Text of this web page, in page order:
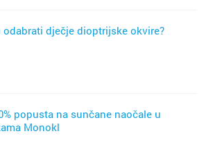
odabrati dječje dioptrijske okvire?
popusta na sunčane naočale u
Monokl